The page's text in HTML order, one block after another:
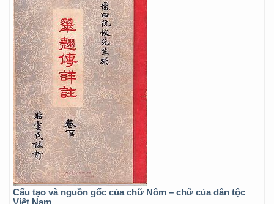
Cấu tạo và nguồn gốc của chữ Nôm – chữ của dân tộc